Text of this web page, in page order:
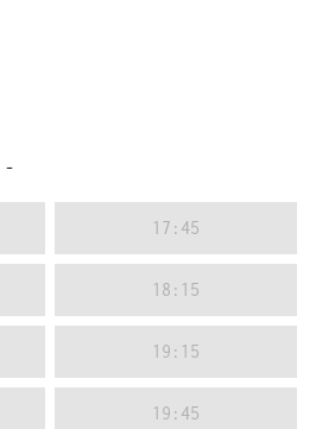
-
17:45
18:15
19:15
19:45